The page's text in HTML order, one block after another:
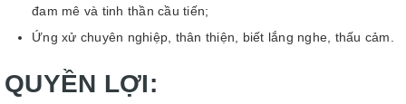
đam mê và tinh thần cầu tiến;
Ứng xử chuyên nghiệp, thân thiện, biết lắng nghe, thấu cảm.
QUYỀN LỢI: